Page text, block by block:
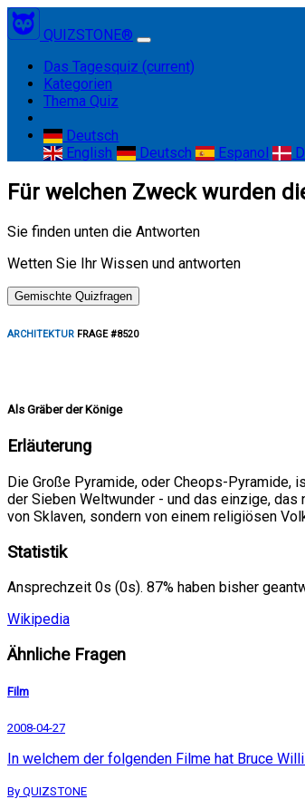
QUIZSTONE®
Das Tagesquiz (current)
Kategorien
Thema Quiz
Deutsch
English
Deutsch Espanol
Für welchen Zweck wurden
Sie finden unten die Antworten
Wetten Sie Ihr Wissen und antworten
Gemischte Quizfragen
ARCHITEKTUR FRAGE #8520
Als Gräber der Könige
Erläuterung
Die Große Pyramide, oder Cheops-Pyramide,
der Sieben Weltwunder - und das einzige,
von Sklaven, sondern von einem religiösen
Statistik
Ansprechzeit 0s (0s). 87% haben bisher
Wikipedia
Ähnliche Fragen
Film
2008-04-27
In welchem der folgenden Filme hat Bruce
By QUIZSTONE